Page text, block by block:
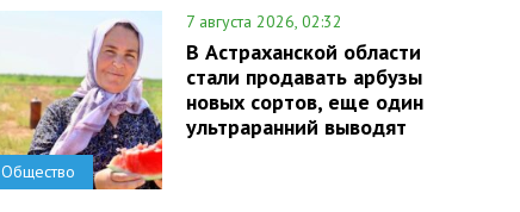
Общество
7 августа 2026, 02:32
В Астраханской области
стали продавать арбузы
новых сортов, еще один
ультраранний выводят